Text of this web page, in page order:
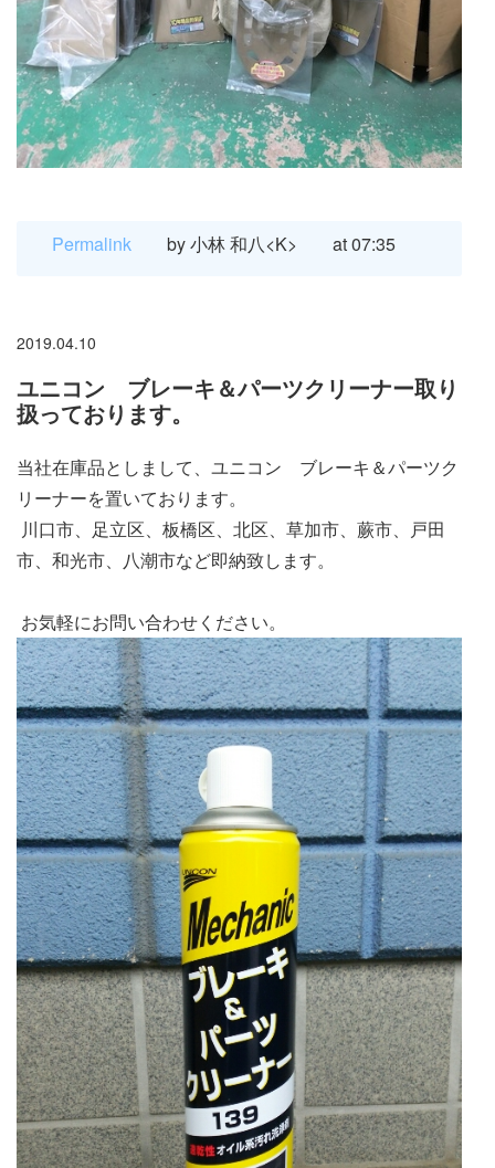
Permalink by 小林 和八<K> at 07:35
2019.04.10
ユニコン ブレーキ＆パーツクリーナー取り
扱っております。
当社在庫品としまして、ユニコン ブレーキ＆パーツク
リーナーを置いております。
川口市、足立区、板橋区、北区、草加市、蕨市、戸田
市、和光市、八潮市など即納致します。
お気軽にお問い合わせください。